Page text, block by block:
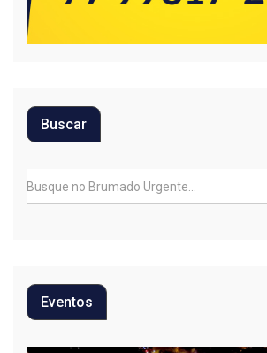
Buscar
Eventos